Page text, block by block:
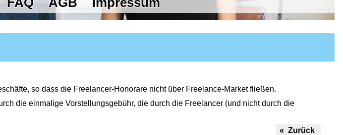
so dass die Freelancer-Honorare nicht über Freelance-Market fließen.
die einmalige Vorstellungsgebühr, die durch die Freelancer (und nicht durch die
« Zurück